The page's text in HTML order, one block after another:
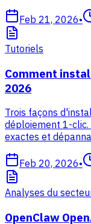
Feb 21, 2026•
Tutoriels
Comment
2026
Trois façons
déploiement 1-clic.
exactes et
Feb 20, 2026•
Analyses du
OpenClaw